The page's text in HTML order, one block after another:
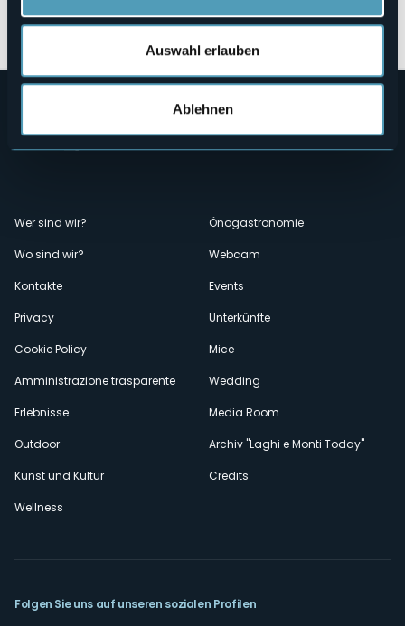
Auswahl erlauben
Ablehnen
Öffnen Sie die Karte
Menù
secondario
Wer sind wir?
Wo sind wir?
Kontakte
Privacy
Cookie Policy
Amministrazione trasparente
Erlebnisse
Outdoor
Kunst und Kultur
Wellness
Önogastronomie
Webcam
Events
Unterkünfte
Mice
Wedding
Media Room
Archiv "Laghi e Monti Today"
Credits
Folgen Sie uns auf unseren sozialen Profilen